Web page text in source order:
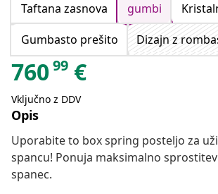
Taftana zasnova
gumbi
Gumbasto prešito
Dizajn z
76099 €
Vključno z DDV
Opis
Uporabite to box spring posteljo za
spancu! Ponuja maksimalno
spanec.